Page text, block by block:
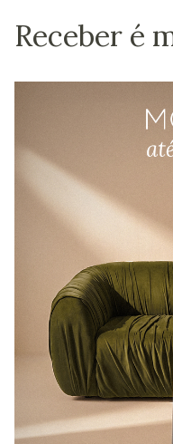
Receber é